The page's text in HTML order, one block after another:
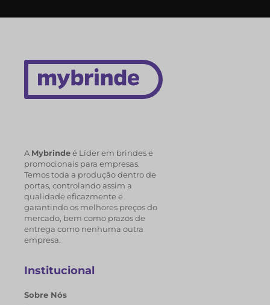
A Mybrindeé Líder em brindes e
promocionais para empresas.
Temos toda a produção dentro de
portas, controlando assim a
qualidade eficazmente e
garantindo os melhores preços do
mercado, bem como prazos de
entrega como nenhuma outra
empresa.
Institucional
Sobre Nós